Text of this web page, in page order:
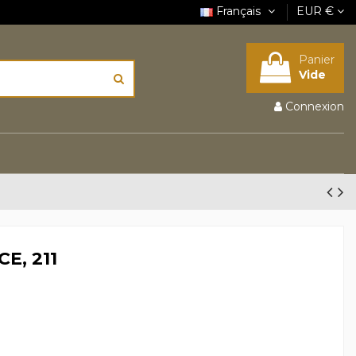
Français EUR €
Panier
Vide
Connexion
211